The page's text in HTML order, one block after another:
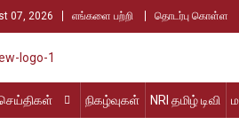
07, 2026 எங்களை பற்றி தொடர்பு கொள்ள
உரத்த குரல்
நிகழ்வுகள் NRI தமிழ் டிவி